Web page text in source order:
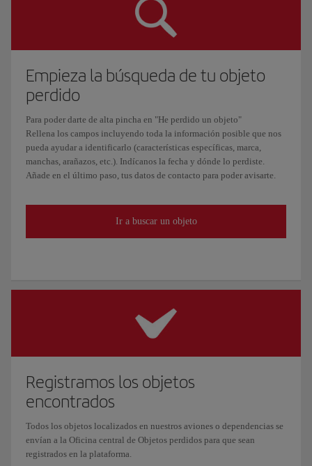
Empieza la búsqueda de tu objeto
perdido
Para poder darte de alta pincha en "He perdido un objeto"
Rellena los campos incluyendo toda la información posible que nos
pueda ayudar a identificarlo (características específicas, marca,
manchas, arañazos, etc.). Indícanos la fecha y dónde lo perdiste.
Añade en el último paso, tus datos de contacto para poder avisarte.
Ir a buscar un objeto
Registramos los objetos
encontrados
Todos los objetos localizados en nuestros aviones o dependencias se
envían a la Oficina central de Objetos perdidos para que sean
registrados en la plataforma.